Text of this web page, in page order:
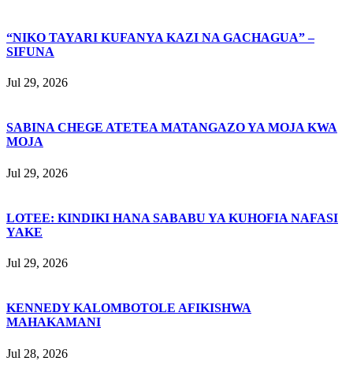
“NIKO TAYARI KUFANYA KAZI NA GACHAGUA” –
SIFUNA
Jul 29, 2026
SABINA CHEGE ATETEA MATANGAZO YA MOJA KWA
MOJA
Jul 29, 2026
LOTEE: KINDIKI HANA SABABU YA KUHOFIA NAFASI
YAKE
Jul 29, 2026
KENNEDY KALOMBOTOLE AFIKISHWA
MAHAKAMANI
Jul 28, 2026